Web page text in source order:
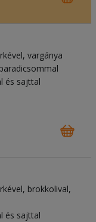
vargánya
és sajttal
brokkolival,
és sajttal